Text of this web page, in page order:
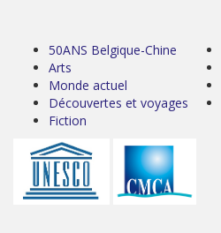
50ANS Belgique-Chine
Arts
Monde actuel
Découvertes et voyages
Fiction